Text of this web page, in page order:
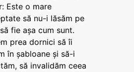
Este o mare
să nu-i lăsăm pe
fie așa cum sunt.
prea dornici să îi
în șabloane și să-i
să invalidăm ceea